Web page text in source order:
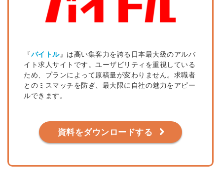
『バイトル』は高い集客力を誇る日本最大級のアルバ
イト求人サイトです。ユーザビリティを重視している
ため、プランによって原稿量が変わりません。求職者
とのミスマッチを防ぎ、最大限に自社の魅力をアピー
ルできます。
資料をダウンロードする